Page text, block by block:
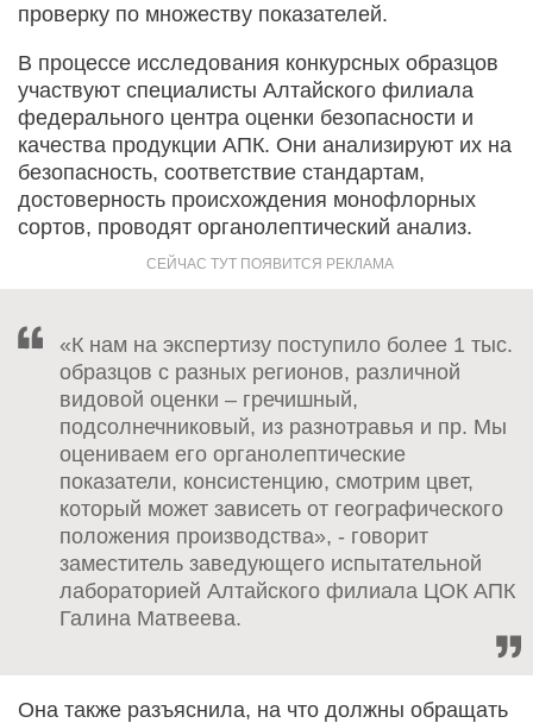
проверку по множеству показателей.
В процессе исследования конкурсных образцов
участвуют специалисты Алтайского филиала
федерального центра оценки безопасности и
качества продукции АПК. Они анализируют их на
безопасность, соответствие стандартам,
достоверность происхождения монофлорных
сортов, проводят органолептический анализ.
«К нам на экспертизу поступило более 1 тыс.
образцов с разных регионов, различной
видовой оценки – гречишный,
подсолнечниковый, из разнотравья и пр. Мы
оцениваем его органолептические
показатели, консистенцию, смотрим цвет,
который может зависеть от географического
положения производства», - говорит
заместитель заведующего испытательной
лабораторией Алтайского филиала ЦОК АПК
Галина Матвеева.
Она также разъяснила, на что должны обращать